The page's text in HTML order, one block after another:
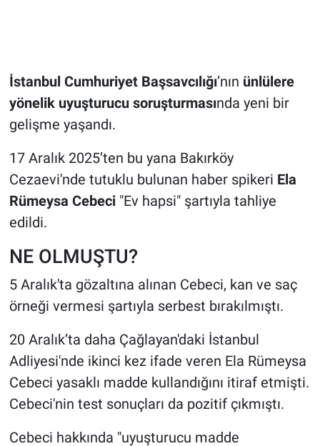
İstanbul Cumhuriyet Başsavcılığı’nın ünlülere
yönelik uyuşturucu soruşturmasında yeni bir
gelişme yaşandı.
17 Aralık 2025’ten bu yana Bakırköy
Cezaevi'nde tutuklu bulunan haber spikeri Ela
Rümeysa Cebeci"Ev hapsi" şartıyla tahliye
edildi.
NE OLMUŞTU?
5 Aralık'ta gözaltına alınan Cebeci, kan ve saç
örneği vermesi şartıyla serbest bırakılmıştı.
20 Aralık’ta daha Çağlayan'daki İstanbul
Adliyesi'nde ikinci kez ifade veren Ela Rümeysa
Cebeci yasaklı madde kullandığını itiraf etmişti.
Cebeci'nin test sonuçları da pozitif çıkmıştı.
Cebeci hakkında "uyuşturucu madde